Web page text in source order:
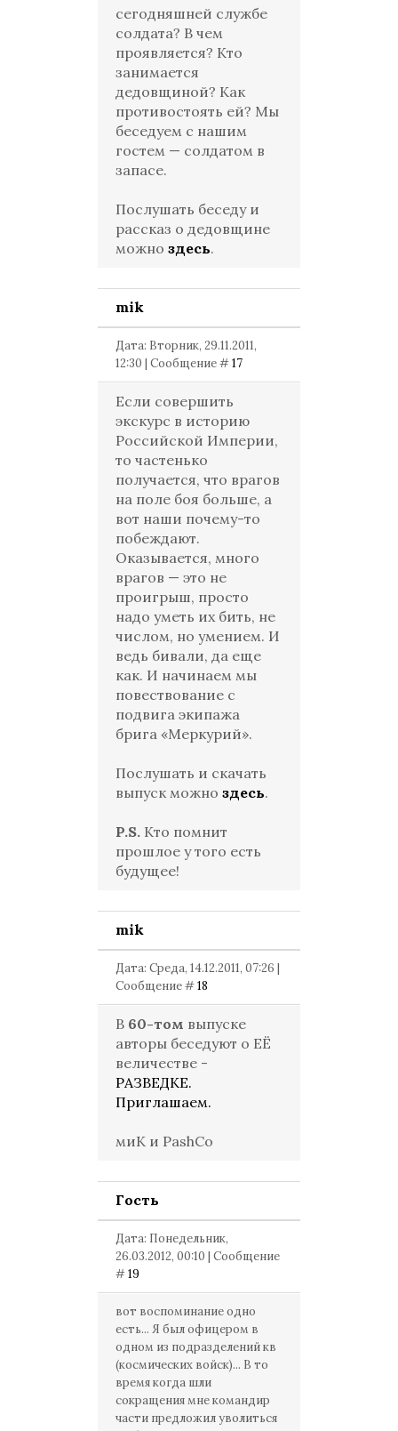
сегодняшней службе
солдата? В чем
проявляется? Кто
занимается
дедовщиной? Как
противостоять ей? Мы
беседуем с нашим
гостем — солдатом в
запасе.
Послушать беседу и
рассказ о дедовщине
можно здесь.
mik
Дата: Вторник, 29.11.2011,
12:30 | Сообщение #17
Если совершить
экскурс в историю
Российской Империи,
то частенько
получается, что врагов
на поле боя больше, а
вот наши почему-то
побеждают.
Оказывается, много
врагов — это не
проигрыш, просто
надо уметь их бить, не
числом, но умением. И
ведь бивали, да еще
как. И начинаем мы
повествование с
подвига экипажа
брига «Меркурий».
Послушать и скачать
выпуск можно здесь.
P.S. Кто помнит
прошлое у того есть
будущее!
mik
Дата: Среда, 14.12.2011, 07:26 |
Сообщение #18
В 60-том выпуске
авторы беседуют о ЕЁ
величестве -
РАЗВЕДКЕ.
Приглашаем.
миК и PashCo
Гость
Дата: Понедельник,
26.03.2012, 00:10 | Сообщение
#19
вот воспоминание одно
есть... Я был офицером в
одном из подразделений кв
(космических войск)... В то
время когда шли
сокращения мне командир
части предложил уволиться